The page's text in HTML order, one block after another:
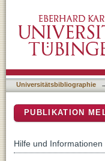
Universitätsbibliographie
PUBLIKATION
Hilfe und Informationen